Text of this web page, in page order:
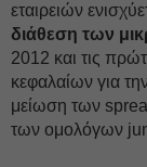
εταιρειών
διάθεση των
2012 και τις
κεφαλαίων για
μείωση των
των ομολόγων